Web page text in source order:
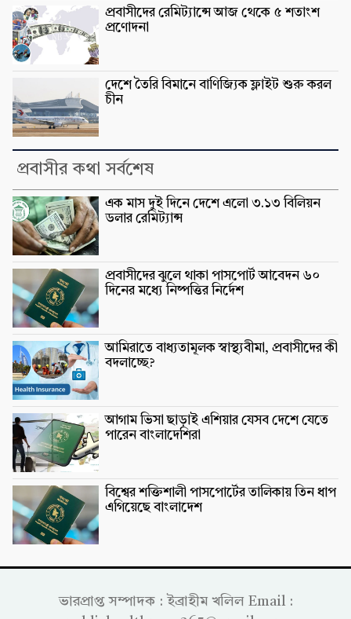
প্রবাসীদের রেমিট্যান্সে আজ থেকে ৫ শতাংশ
প্রণোদনা
দেশে তৈরি বিমানে বাণিজ্যিক ফ্লাইট শুরু করল
চীন
প্রবাসীর কথা সর্বশেষ
এক মাস দুই দিনে দেশে এলো ৩.১৩ বিলিয়ন
ডলার রেমিট্যান্স
প্রবাসীদের ঝুলে থাকা পাসপোর্ট আবেদন ৬০
দিনের মধ্যে নিষ্পত্তির নির্দেশ
আমিরাতে বাধ্যতামূলক স্বাস্থ্যবীমা, প্রবাসীদের কী
বদলাচ্ছে?
আগাম ভিসা ছাড়াই এশিয়ার যেসব দেশে যেতে
পারেন বাংলাদেশিরা
বিশ্বের শক্তিশালী পাসপোর্টের তালিকায় তিন ধাপ
এগিয়েছে বাংলাদেশ
ভারপ্রাপ্ত সম্পাদক : ইব্রাহীম খলিল Email :